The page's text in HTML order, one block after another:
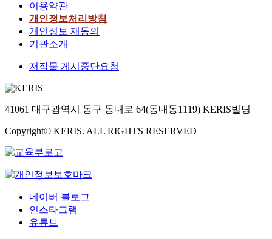
이용약관
개인정보처리방침
개인정보 재동의
기관소개
저작물 게시중단요청
41061 대구광역시 동구 동내로 64(동내동1119) KERIS빌딩
Copyright© KERIS. ALL RIGHTS RESERVED
네이버 블로그
인스타그램
유튜브